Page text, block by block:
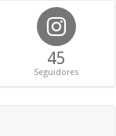
45
Seguidores